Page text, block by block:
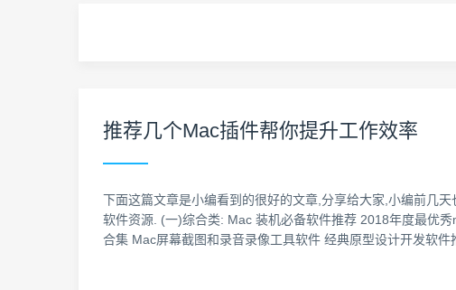
推荐几个Mac插件帮你提升工作效率
下面这篇文章是小编看到的很好的文章,分享给大家,小编前几
软件资源. (一)综合类: Mac 装机必备软件推荐 2018年度最优
合集 Mac屏幕截图和录音录像工具软件 经典原型设计开发软